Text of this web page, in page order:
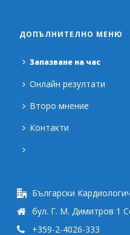
ДОПЪЛНИТЕЛНО МЕНЮ
Запазване на час
Онлайн резултати
Второ мнение
Контакти
Български
бул. Г. М. Димитров 1
+359-2-4026-333